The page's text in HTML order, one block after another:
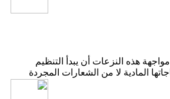
هذه النزعات أن يبدأ التنظيم
المادية لا من الشعارات المجردة